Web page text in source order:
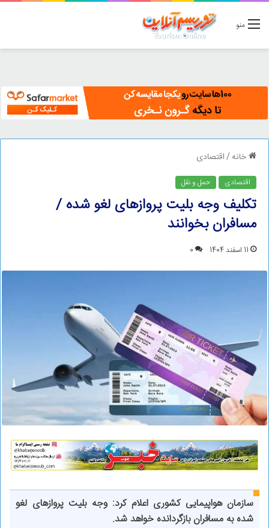
منو
خانه/اقتصادی
اقتصادی حمل و نقل
تکلیف وجه بلیت پروازهای لغو شده /
مسافران بخوانند
11 اسفند 1404 0
سازمان هواپیمایی کشوری اعلام کرد: وجه بلیت پروازهای لغو
شده به مسافران بازگردانده خواهد شد.